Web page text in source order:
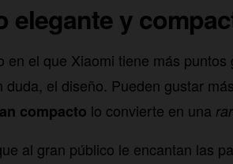
elegante y
en el que Xiaomi tiene más
duda, el diseño. Pueden gustar
compacto lo convierte en una
al gran público le encantan las